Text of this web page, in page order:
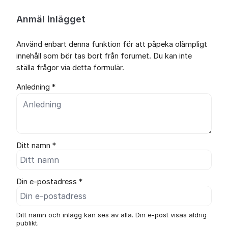
Anmäl inlägget
Använd enbart denna funktion för att påpeka olämpligt
innehåll som bör tas bort från forumet. Du kan inte
ställa frågor via detta formulär.
Anledning *
Ditt namn *
Din e-postadress *
Ditt namn och inlägg kan ses av alla. Din e-post visas aldrig
publikt.